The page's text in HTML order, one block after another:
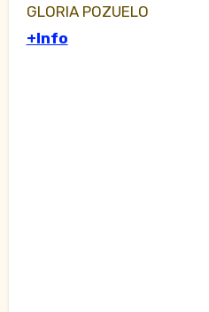
GLORIA POZUELO
+Info